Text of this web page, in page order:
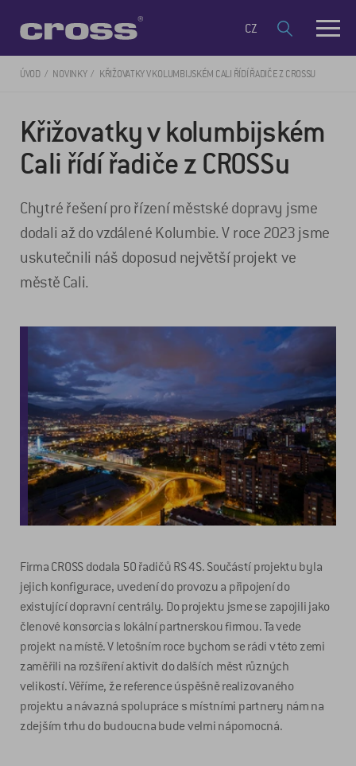
CZ
ÚVOD NOVINKY KŘIŽOVATKY V KOLUMBIJSKÉM CALI ŘÍDÍ ŘADIČE Z CROSSU
Křižovatky v kolumbijském
Cali řídí řadiče z CROSSu
Chytré řešení pro řízení městské dopravy jsme
dodali až do vzdálené Kolumbie. V roce 2023 jsme
uskutečnili náš doposud největší projekt ve
městě Cali.
Firma CROSS dodala 50 řadičů RS 4S. Součástí projektu byla
jejich konfigurace, uvedení do provozu a připojení do
existující dopravní centrály. Do projektu jsme se zapojili jako
členové konsorcia s lokální partnerskou firmou. Ta vede
projekt na místě. V letošním roce bychom se rádi v této zemi
zaměřili na rozšíření aktivit do dalších měst různých
velikostí. Věříme, že reference úspěšně realizovaného
projektu a návazná spolupráce s místními partnery nám na
zdejším trhu do budoucna bude velmi nápomocná.